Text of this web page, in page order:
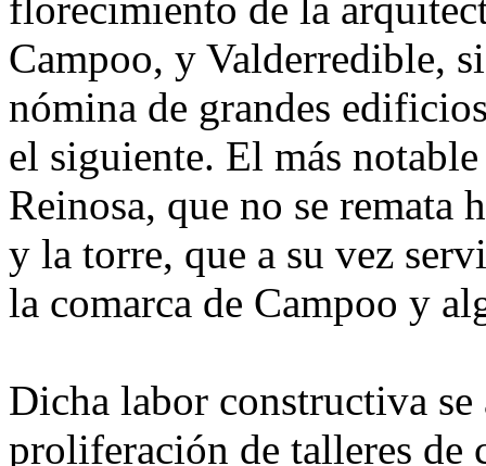
Campoo, y Valderredible,
nómina de grandes
el siguiente. El más
Reinosa, que no se
y la torre, que a su vez
la comarca de Campoo y
Dicha labor constructiva
proliferación de talleres de